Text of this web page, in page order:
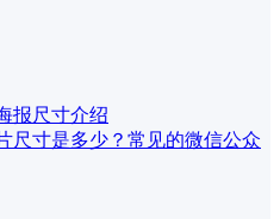
报尺寸介绍
尺寸是多少？常见的微信公众